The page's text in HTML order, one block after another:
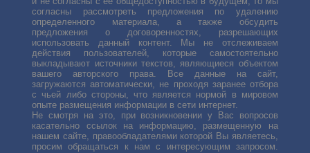
согласны рассмотреть предложения по удалению
определенного материала, а также обсудить
предложения о договоренностях, разрешающих
использовать данный контент. Мы не отслеживаем
действия пользователей, которые самостоятельно
выкладывают источники текстов, являющиеся объектом
вашего авторского права. Все данные на сайт,
загружаются автоматически, не проходя заранее отбора
с чьей либо стороны, что является нормой в мировом
опыте размещения информации в сети интернет.
Не смотря на это, при возникновении у Вас вопросов
касательно ссылок на информацию, размещенную на
нашем сайте, правообладателями которой Вы являетесь,
просим обращаться к нам с интересующим запросом.